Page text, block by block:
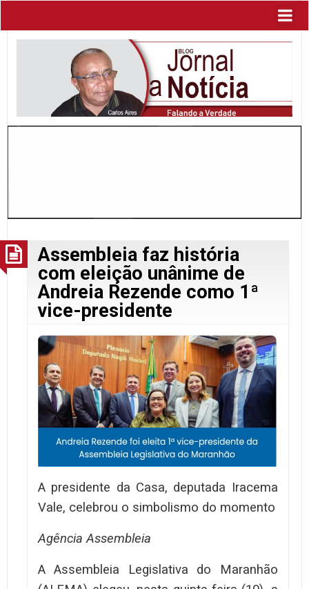
Assembleia faz história
com eleição unânime de
Andreia Rezende como 1ª
vice-presidente
A presidente da Casa, deputada Iracema
Vale, celebrou o simbolismo do momento
Agência Assembleia
A Assembleia Legislativa do Maranhão